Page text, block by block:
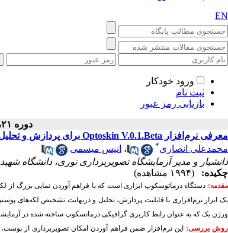
EN
ورود خودکار
ثبت نام
بازیابی رمز عبور
دوره ۲۱، شماره ۱ - ( ۱۱-۱۴۰۲ )
معرفی نرم‌افزار Optoskin V.0.1.Beta برای پردازش و تحلیل تصاویر درماتوسکوپی
محمدعلی انصاری* ، انیس میسمی
دانشیار و مدیر آزمایشگاه تصویربرداری نوری، دانشگاه
چکیده:
(۱۹۹۴ مشاهده)
مقدمه: دستگاه درماتوسکوپ ابزاری است که با فراهم
‎آ وردن نمایی بزرگ از
یک ابزار نرم‌افزاری با قابلیت پردازش، تحلیل و درنهایت تشخیص لکه‌های
ورژن یک که به عنوان رابط کاربری گرافیکی درماتسکوپ ساخته شده در
روش بررسی: این نرم‌افزار ضمن فراهم آوردن امکان تصویربرداری از پوست،